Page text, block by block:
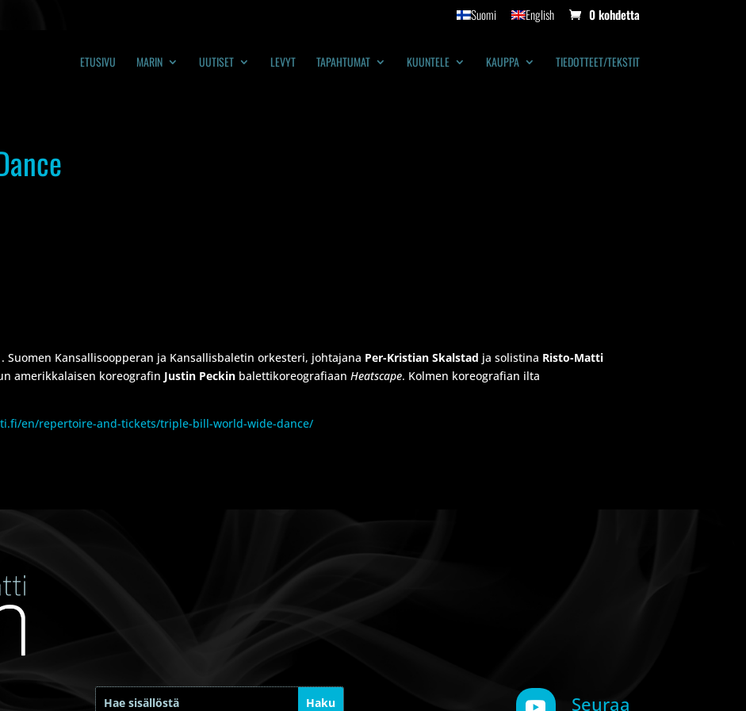
Suomi English 0 kohdetta
ETUSIVU MARIN UUTISET LEVYT TAPAHTUMAT KUUNTELE KAUPPA TIEDOTTEET/TEKSTIT
Suomen Kansallisoopperan ja Kansallisbaletin orkesteri, johtajana Per-Kristian Skalstad ja solistina Risto-Matti
amerikkalaisen koreografin Justin Peckin balettikoreografiaanHeatscape. Kolmen koreografian ilta
en/repertoire-and-tickets/triple-bill-world-wide-dance/
Seuraa